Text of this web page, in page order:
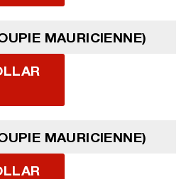
MAURICIENNE)
MAURICIENNE)